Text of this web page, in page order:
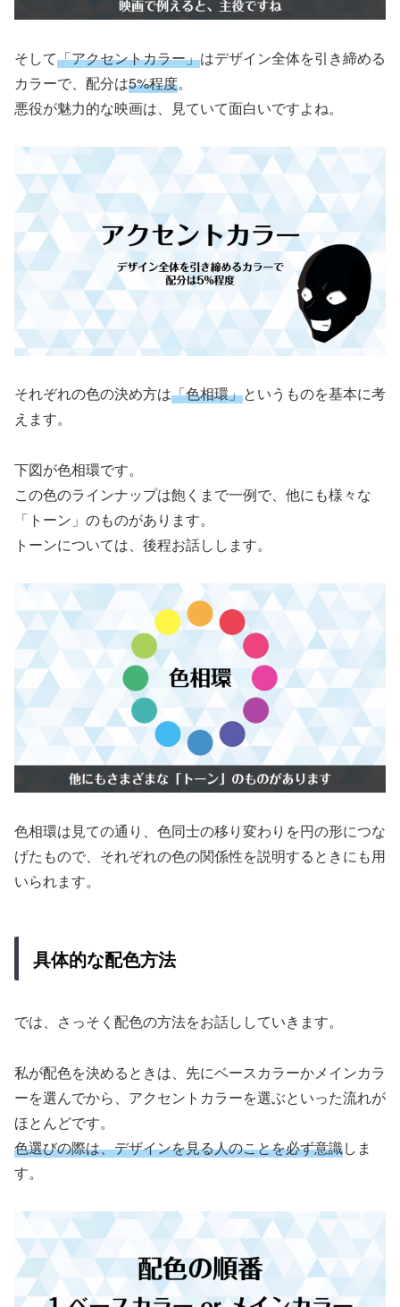
そして「アクセントカラー」はデザイン全体を引き締める
カラーで、配分は5%程度。
悪役が魅力的な映画は、見ていて面白いですよね。
それぞれの色の決め方は「色相環」というものを基本に考
えます。
下図が色相環です。
この色のラインナップは飽くまで一例で、他にも様々な
「トーン」のものがあります。
トーンについては、後程お話しします。
色相環は見ての通り、色同士の移り変わりを円の形につな
げたもので、それぞれの色の関係性を説明するときにも用
いられます。
具体的な配色方法
では、さっそく配色の方法をお話ししていきます。
私が配色を決めるときは、先にベースカラーかメインカラ
ーを選んでから、アクセントカラーを選ぶといった流れが
ほとんどです。
色選びの際は、デザインを見る人のことを必ず意識しま
す。